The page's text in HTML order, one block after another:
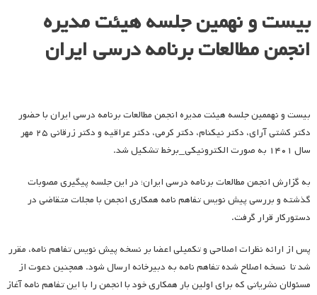
بیست و نهمین جلسه هیئت مدیره
انجمن مطالعات برنامه درسی ایران
بیست و نهممین جلسه هیئت مدیره انجمن مطالعات برنامه درسی ایران با حضور
دکتر کشتی آرای، دکتر نیکنام، دکتر کرمی، دکتر عراقیه و دکتر زرقانی ۲۵ مهر
سال ۱۴۰۱ به صورت الکترونیکی_برخط تشکیل شد.
به گزارش انجمن مطالعات برنامه درسی ایران؛ در این جلسه پیگیری مصوبات
گذشته و بررسی پیش نویس تفاهم نامه همکاری انجمن با مجلات متقاضی در
دستورکار قرار گرفت.
پس از ارائه نظرات اصلاحی و تکمیلی اعضا بر نسخه پیش نویس تفاهم نامه، مقرر
شد تا نسخه اصلاح شده تفاهم نامه به دبیرخانه ارسال شود. همچنین دعوت از
مسئولان نشریاتی که برای اولین بار همکاری خود با انجمن را با این تفاهم نامه آغاز